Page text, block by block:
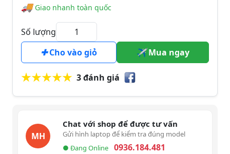
🚚Giao nhanh toàn quốc
Số lượng
Cho vào giỏ
Mua ngay
3 đánh giá
MH
Chat với shop để được tư vấn
Gửi hình laptop để kiểm tra đúng model
● Đang Online
0936.184.481